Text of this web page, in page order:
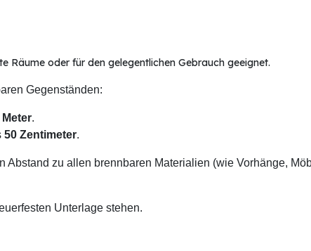
Räume oder für den gelegentlichen Gebrauch geeignet.
Gegenständen:
Meter.
50 Zentimeter.
Abstand zu allen brennbaren Materialien (wie Vorhänge,
Unterlage stehen.